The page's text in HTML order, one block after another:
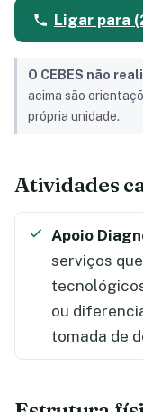
Ligar para
O CEBES não
acima são
própria unidade.
Atividades
Apoio
serviços
ou
tomada de